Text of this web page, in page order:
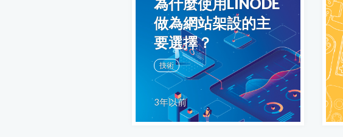
做為網站架設的主
要選擇？
技術
3年以前